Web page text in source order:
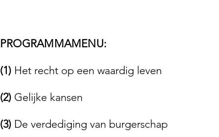
PROGRAMMAMENU:
(1) Het recht op een waardig leven
(2) Gelijke kansen
(3) De verdediging van burgerschap